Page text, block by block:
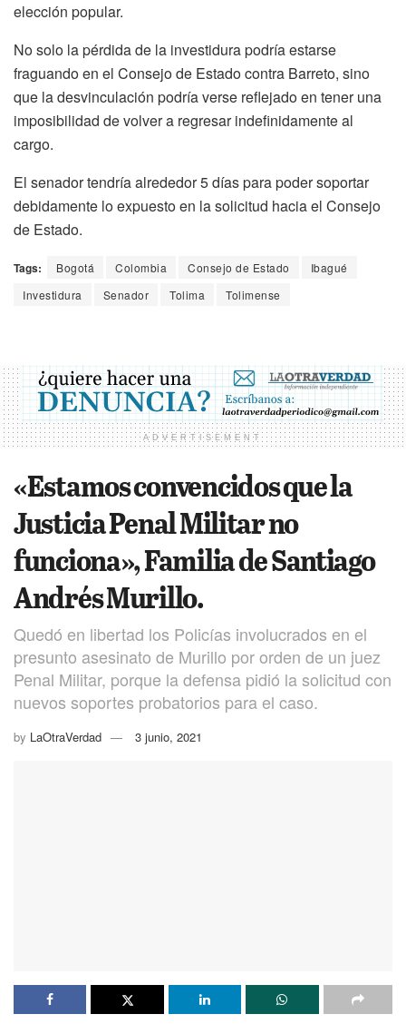
elección popular.
No solo la pérdida de la investidura podría estarse
fraguando en el Consejo de Estado contra Barreto, sino
que la desvinculación podría verse reflejado en tener una
imposibilidad de volver a regresar indefinidamente al
cargo.
El senador tendría alrededor 5 días para poder soportar
debidamente lo expuesto en la solicitud hacia el Consejo
de Estado.
Tags: Bogotá Colombia Consejo de Estado
Ibagué
Investidura
Senador Tolima Tolimense
ADVERTISEMENT
«Estamos convencidos que la
Justicia Penal Militar no
funciona», Familia de Santiago
Andrés Murillo.
Quedó en libertad los Policías involucrados en el
presunto asesinato de Murillo por orden de un juez
Penal Militar, porque la defensa pidió la solicitud con
nuevos soportes probatorios para el caso.
by LaOtraVerdad 3 junio, 2021